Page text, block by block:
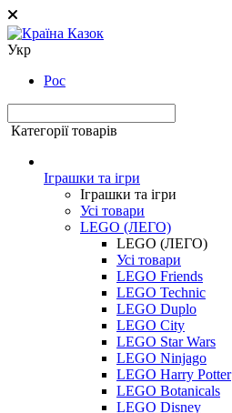
Укр
Рос
Категорії товарів
Іграшки та ігри
Іграшки та ігри
Усі товари
LEGO (ЛЕГО)
LEGO (ЛЕГО)
Усі товари
LEGO Friends
LEGO Technic
LEGO Duplo
LEGO City
LEGO Star Wars
LEGO Ninjago
LEGO Harry Potter
LEGO Botanicals
LEGO Disney